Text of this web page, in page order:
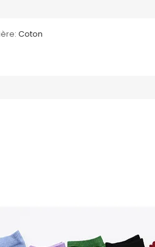
Coton